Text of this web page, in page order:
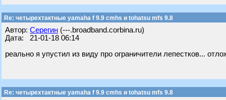
Re: четырехтактные yamaha f 9.9 cmhs и tohatsu mfs 9.8
Автор: Серегин (---.broadband.corbina.ru)
Дата: 21-01-18 06:14
реально я упустил из виду про ограничители лепестков...
Re: четырехтактные yamaha f 9.9 cmhs и tohatsu mfs 9.8